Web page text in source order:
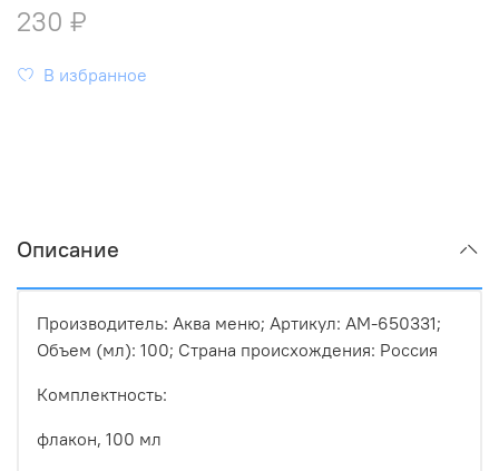
230 ₽
В избранное
Описание
Производитель: Аква меню; Артикул: АМ-650331;
Объем (мл): 100; Страна происхождения: Россия
Комплектность:
флакон, 100 мл